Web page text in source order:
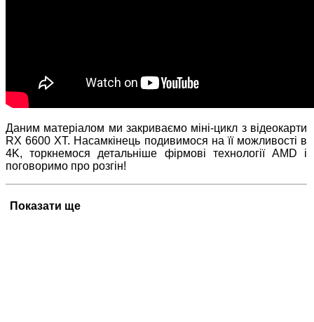
Даним матеріалом ми закриваємо міні-цикл з відеокарти
RX 6600 XT. Насамкінець подивимося на її можливості в
4K, торкнемося детальніше фірмові технології AMD і
поговоримо про розгін!
Показати ще